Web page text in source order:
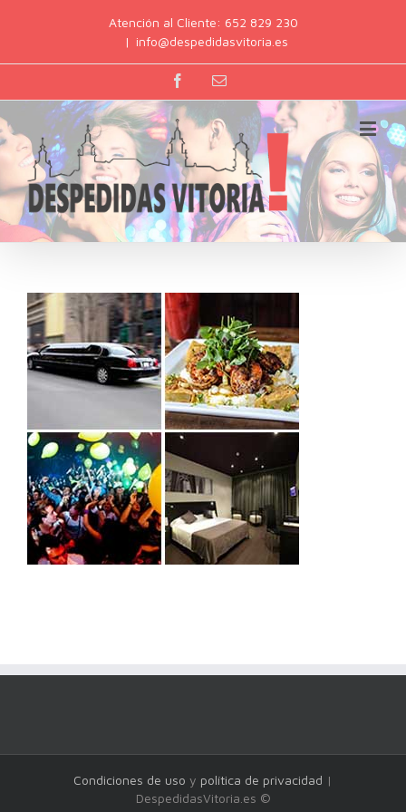
Atención al Cliente: 652 829 230
| info@despedidasvitoria.es
Condiciones de uso y política de privacidad |
DespedidasVitoria.es ©